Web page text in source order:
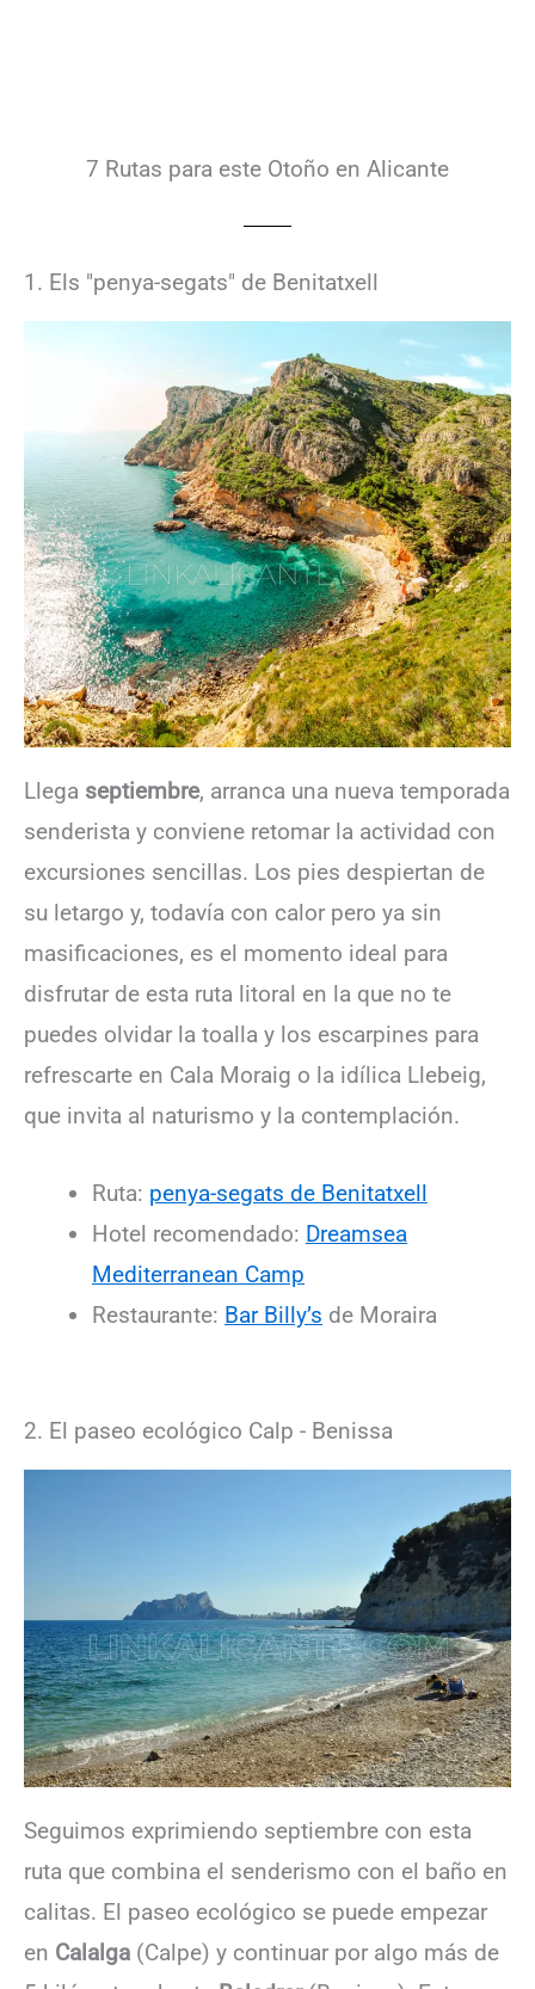
7 Rutas para este Otoño en Alicante
1. Els "penya-segats" de Benitatxell
Llega septiembre, arranca una nueva temporada
senderista y conviene retomar la actividad con
excursiones sencillas. Los pies despiertan de
su letargo y, todavía con calor pero ya sin
masificaciones, es el momento ideal para
disfrutar de esta ruta litoral en la que no te
puedes olvidar la toalla y los escarpines para
refrescarte en Cala Moraig o la idílica Llebeig,
que invita al naturismo y la contemplación.
Ruta: penya-segats de Benitatxell
Hotel recomendado: Dreamsea
Mediterranean Camp
Restaurante: Bar Billy’s de Moraira
2. El paseo ecológico Calp - Benissa
Seguimos exprimiendo septiembre con esta
ruta que combina el senderismo con el baño en
calitas. El paseo ecológico se puede empezar
en Calalga (Calpe) y continuar por algo más de